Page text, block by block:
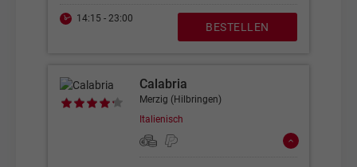
14:15 - 23:00
BESTELLEN
Calabria
Merzig (Hilbringen)
Italienisch